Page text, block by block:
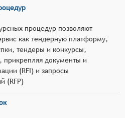
процедур позволяют
как тендерную платформу,
тендеры и конкурсы,
прикрепляя документы и
(RFI) и запросы
(RFP)